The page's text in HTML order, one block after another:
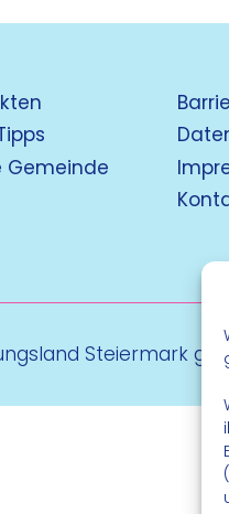
Gemeinde
Steiermark